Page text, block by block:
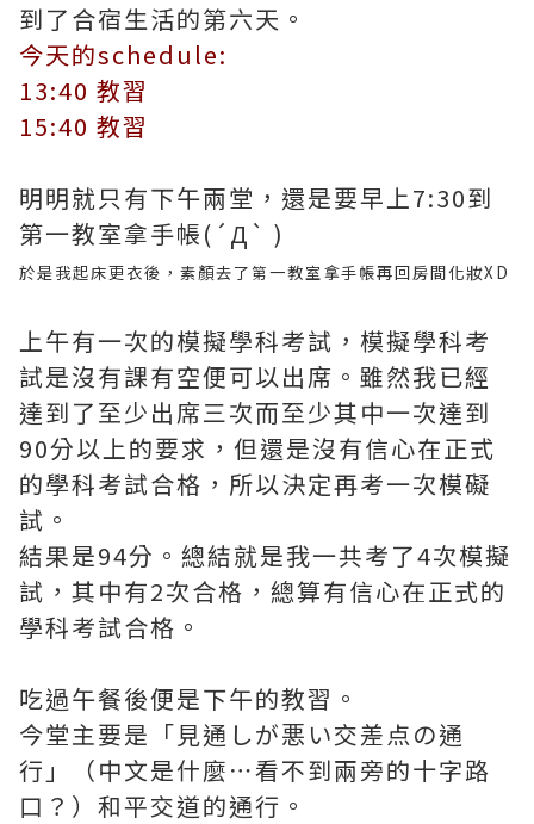
到了合宿生活的第六天。
今天的schedule:
13:40 教習
15:40 教習
明明就只有下午兩堂，還是要早上7:30到
第一教室拿手帳(´Д` )
於是我起床更衣後，素顏去了第一教室拿手帳再回房間化妝XD
上午有一次的模擬學科考試，模擬學科考
試是沒有課有空便可以出席。雖然我已經
達到了至少出席三次而至少其中一次達到
90分以上的要求，但還是沒有信心在正式
的學科考試合格，所以決定再考一次模礙
試。
結果是94分。總結就是我一共考了4次模擬
試，其中有2次合格，總算有信心在正式的
學科考試合格。
吃過午餐後便是下午的教習。
今堂主要是「見通しが悪い交差点の通
行」（中文是什麼⋯看不到兩旁的十字路
口？）和平交道的通行。